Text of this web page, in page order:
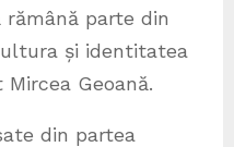
parte din
și identitatea
Geoană.
din partea